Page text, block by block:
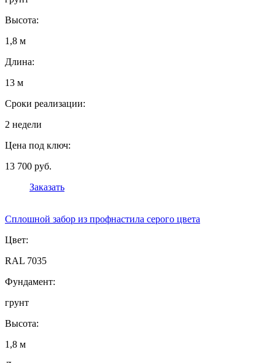
Высота:
1,8 м
Длина:
13 м
Сроки реализации:
2 недели
Цена под ключ:
13 700 руб.
Заказать
Сплошной забор из профнастила серого цвета
Цвет:
RAL 7035
Фундамент:
грунт
Высота:
1,8 м